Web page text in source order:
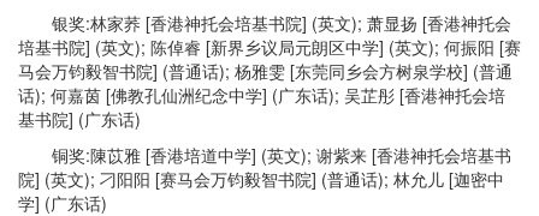
银奖:林家荞 [香港神托会培基书院] (英文); 萧显扬 [香港神托会
培基书院] (英文); 陈倬睿 [新界乡议局元朗区中学] (英文); 何振阳 [赛
马会万钧毅智书院] (普通话); 杨雅雯 [东莞同乡会方树泉学校] (普通
话); 何嘉茵 [佛教孔仙洲纪念中学] (广东话); 吴芷彤 [香港神托会培
基书院] (广东话)
铜奖:陳苡雅 [香港培道中学] (英文); 谢紫来 [香港神托会培基书
院] (英文); 刁阳阳 [赛马会万钧毅智书院] (普通话); 林允儿 [迦密中
学] (广东话)